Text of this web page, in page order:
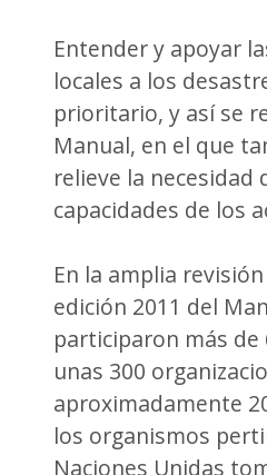
Entender y apoyar
locales a los
prioritario, y así se
Manual, en el que
relieve la necesidad
capacidades de los
En la amplia
edición 2011 del
participaron más de
unas 300
aproximadamente
los organismos
Naciones Unidas